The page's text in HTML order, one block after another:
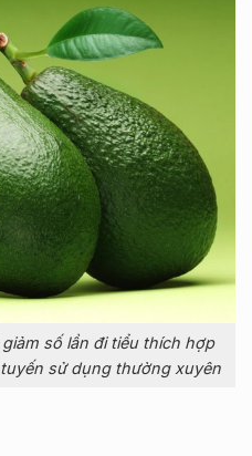
số lần đi tiểu thích hợp
sử dụng thường xuyên